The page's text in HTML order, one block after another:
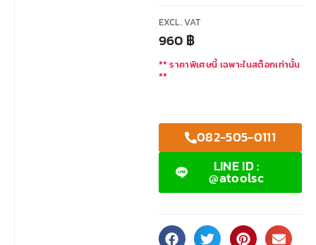
EXCL. VAT
960 ฿
** ราคาพิเศษนี้ เฉพาะในสต็อกเท่านั้น
**
082-505-0111
LINE ID :
@atoolsc